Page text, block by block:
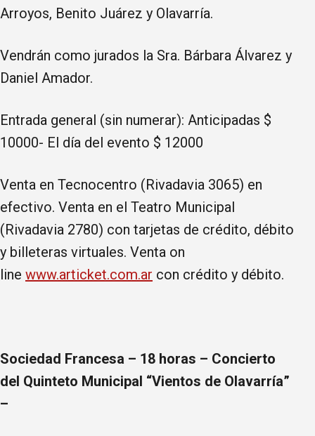
Arroyos, Benito Juárez y Olavarría.
Vendrán como jurados la Sra. Bárbara Álvarez y
Daniel Amador.
Entrada general (sin numerar): Anticipadas $
10000- El día del evento $ 12000
Venta en Tecnocentro (Rivadavia 3065) en
efectivo. Venta en el Teatro Municipal
(Rivadavia 2780) con tarjetas de crédito, débito
y billeteras virtuales. Venta on
line www.articket.com.ar con crédito y débito.
Sociedad Francesa – 18 horas – Concierto
del Quinteto Municipal “Vientos de Olavarría”
–